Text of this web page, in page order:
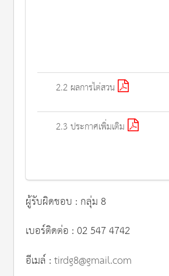
2.2 ผลการไต่สวน
2.3 ประกาศเพิ่มเติม
ผู้รับผิดชอบ : กลุ่ม 8
เบอร์ติดต่อ : 02 547 4742
อีเมล์ :tirdg8@gmail.com